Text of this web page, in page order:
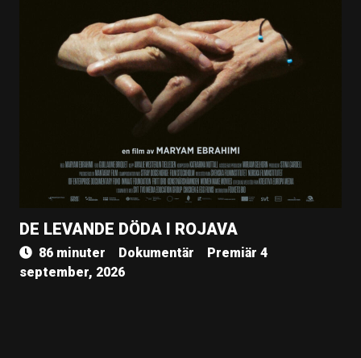
DE LEVANDE DÖDA I ROJAVA
86 minuter Dokumentär
Premiär 4
september, 2026